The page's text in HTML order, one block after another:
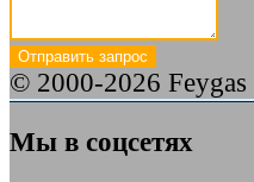
© 2000-2026 Feygas
Мы в соцсетях